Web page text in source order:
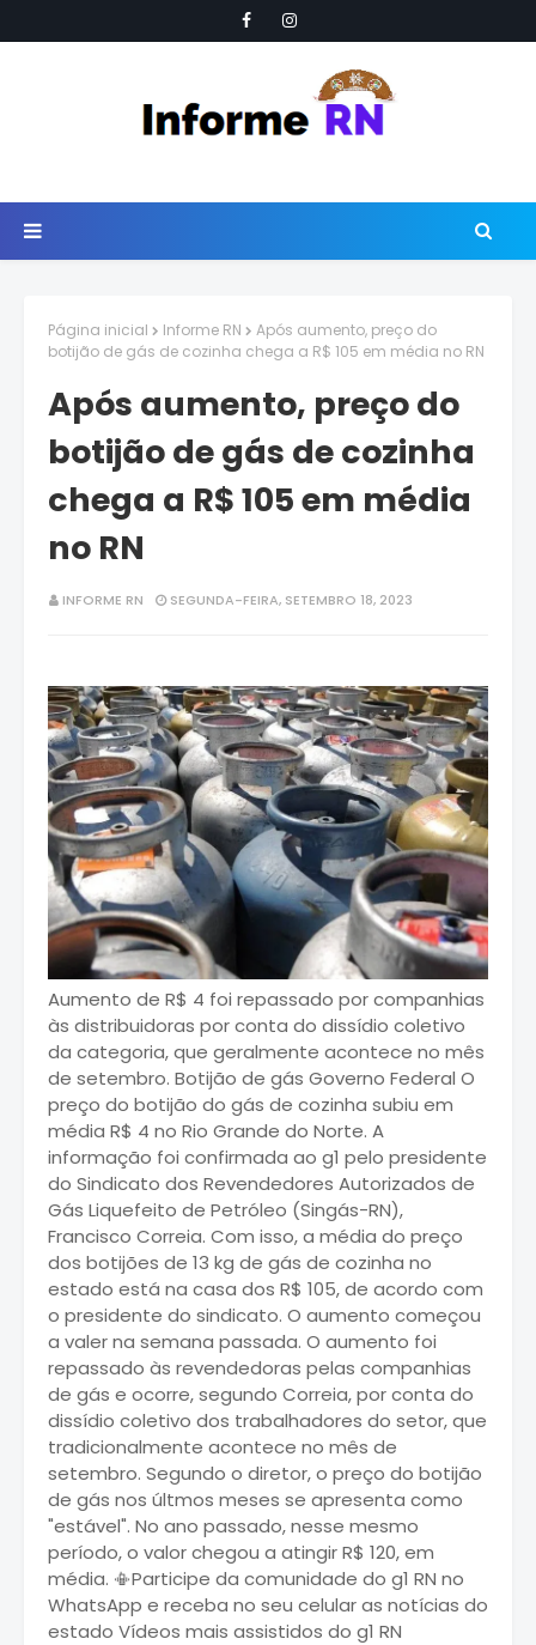
Página inicial Informe RN
Após aumento, preço do
botijão de gás de cozinha chega a R$ 105 em média no RN
Após aumento, preço do
botijão de gás de cozinha
chega a R$ 105 em média
no RN
INFORME RN SEGUNDA-FEIRA, SETEMBRO 18, 2023
Aumento de R$ 4 foi repassado por companhias
às distribuidoras por conta do dissídio coletivo
da categoria, que geralmente acontece no mês
de setembro. Botijão de gás Governo Federal O
preço do botijão do gás de cozinha subiu em
média R$ 4 no Rio Grande do Norte. A
informação foi confirmada ao g1 pelo presidente
do Sindicato dos Revendedores Autorizados de
Gás Liquefeito de Petróleo (Singás-RN),
Francisco Correia. Com isso, a média do preço
dos botijões de 13 kg de gás de cozinha no
estado está na casa dos R$ 105, de acordo com
o presidente do sindicato. O aumento começou
a valer na semana passada. O aumento foi
repassado às revendedoras pelas companhias
de gás e ocorre, segundo Correia, por conta do
dissídio coletivo dos trabalhadores do setor, que
tradicionalmente acontece no mês de
setembro. Segundo o diretor, o preço do botijão
de gás nos últmos meses se apresenta como
"estável". No ano passado, nesse mesmo
período, o valor chegou a atingir R$ 120, em
média. 📳Participe da comunidade do g1 RN no
WhatsApp e receba no seu celular as notícias do
estado Vídeos mais assistidos do g1 RN